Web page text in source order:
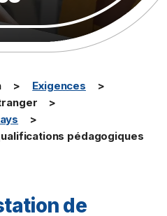
Exigences
pédagogiques
de